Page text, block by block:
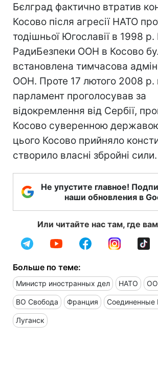
Бєлград фактично втратив
Косово після агресії НАТО
тодішньої Югославії в 1998
РадиБезпеки ООН в Косово
встановлена тимчасова
ООН. Проте 17 лютого 2008 р.
парламент проголосував за
відокремлення від Сербії,
Косово суверенною
цього Косово прийняло
створило власні збройні сили.
Не упустите главное!
наши обновления в
Или читайте нас там, где
Больше по теме:
Министр иностранных дел НАТО
ВО Свобода Франция
Луганск